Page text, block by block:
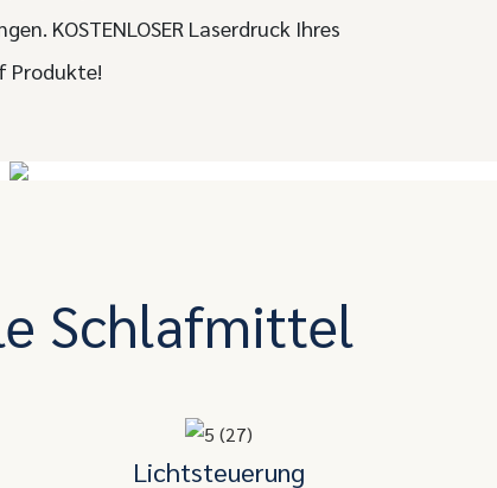
KOSTENLOSER Laserdruck Ihres
Produkte!
Schlafmittel
Lichtsteuerung